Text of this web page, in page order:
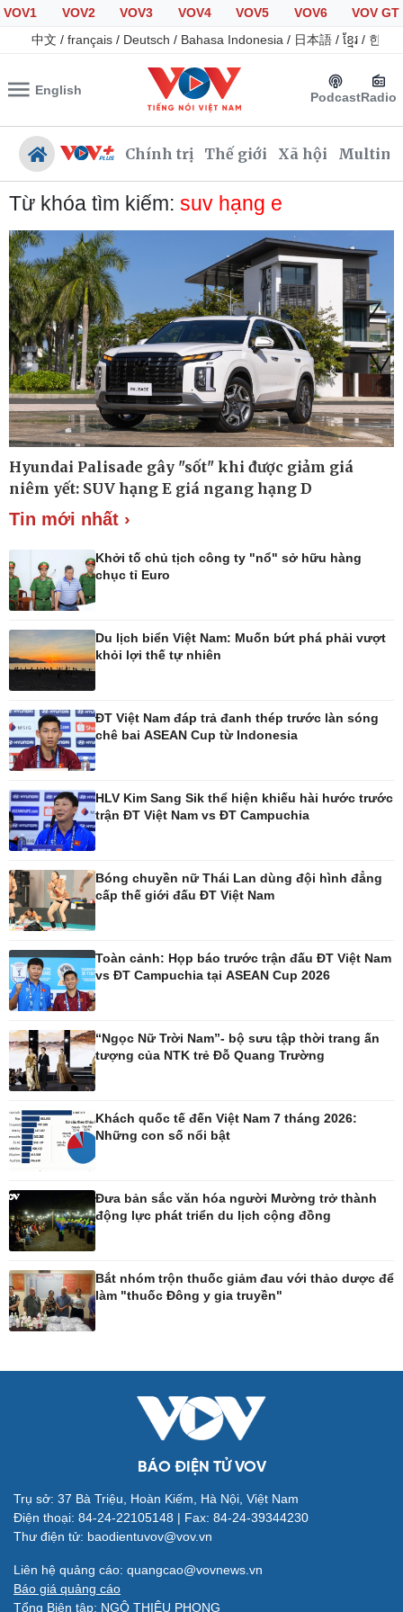
VOV1 VOV2 VOV3 VOV4 VOV5 VOV6
VOV GT
中文 / français / Deutsch / Bahasa Indonesia / 日本語 / ខ្មែរ / 한국
English PodcastRadio
Chính trị Thế giới Xã hội
Chính trị
Đảng
Tổ chức nhân sự
Quốc hội
Nhận diện sự thật
Xã hội
Tin 24h
Giáo dục
Dự báo thời tiết
Dấu ấn VOV
Việc làm
Biển đảo
Thế giới
Quan sát
Cuộc sống đó đây
Multimedia
Ảnh
Infographic
Kinh tế
Bất động sản
Khởi nghiệp
Thị trường
Tỷ giá
Chứng khoán
Pháp luật
Vụ án
Tin nóng
Tư vấn luật
Bóng đá quốc tế
Bóng đá Việt Nam
eSports
Hậu trường
Ô tô - Xe máy
Xe máy
Tư vấn
Doanh nghiệp 24h
Doanh nhân
Công nghệ
Sành điệu
Tin Công nghệ
Trải nghiệm
Chuyển đổi số
Dinh dưỡng - món ngon
Cây thuốc
Làm đẹp - giảm cân
Ăn sạch sống khỏe
Đời sống
Nhà đẹp
Blog
Văn hóa
Âm nhạc
Từ khóa tìm kiếm: suv hạng e
Hyundai Palisade gây "sốt" khi được giảm giá
niêm yết: SUV hạng E giá ngang hạng D
Tin mới nhất ›
Khởi tố chủ tịch công ty "nổ" sở hữu hàng
chục tỉ Euro
Du lịch biển Việt Nam: Muốn bứt phá phải vượt
khỏi lợi thế tự nhiên
ĐT Việt Nam đáp trả đanh thép trước làn sóng
chê bai ASEAN Cup từ Indonesia
HLV Kim Sang Sik thể hiện khiếu hài hước trước
trận ĐT Việt Nam vs ĐT Campuchia
Bóng chuyền nữ Thái Lan dùng đội hình đẳng
cấp thế giới đấu ĐT Việt Nam
Toàn cảnh: Họp báo trước trận đấu ĐT Việt Nam
vs ĐT Campuchia tại ASEAN Cup 2026
“Ngọc Nữ Trời Nam”- bộ sưu tập thời trang ấn
tượng của NTK trẻ Đỗ Quang Trường
Khách quốc tế đến Việt Nam 7 tháng 2026:
Những con số nổi bật
Đưa bản sắc văn hóa người Mường trở thành
động lực phát triển du lịch cộng đồng
Bắt nhóm trộn thuốc giảm đau với thảo dược để
làm "thuốc Đông y gia truyền"
BÁO ĐIỆN TỬ VOV
Trụ sở: 37 Bà Triệu, Hoàn Kiếm, Hà Nội, Việt Nam
Điện thoại: 84-24-22105148 | Fax: 84-24-39344230
Thư điện tử: baodientuvov@vov.vn
Liên hệ quảng cáo: quangcao@vovnews.vn
Báo giá quảng cáo
Tổng Biên tập: NGÔ THIỆU PHONG